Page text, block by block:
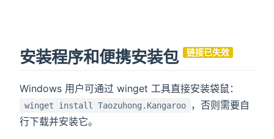
安装程序和便携安装包 链接已失效
Windows 用户可通过 winget 工具直接安装袋鼠：
winget install Taozuhong.Kangaroo
，否则需要自
行下载并安装它。